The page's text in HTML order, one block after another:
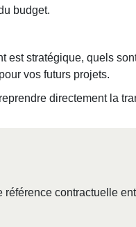
budget.
est stratégique, quels
vos futurs projets.
directement la
contractuelle